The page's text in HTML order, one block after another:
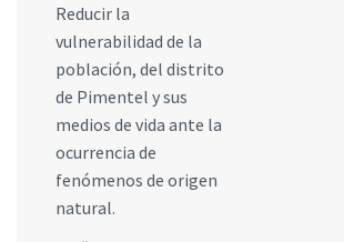
Reducir la
vulnerabilidad de la
población, del distrito
de Pimentel y sus
medios de vida ante la
ocurrencia de
fenómenos de origen
natural.